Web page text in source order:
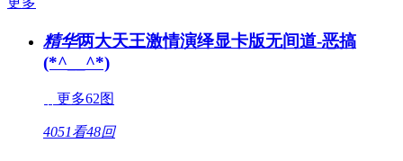
精华两大天王激情演绎显卡版无间道-恶搞
(*^__^*)
更多62图
4051看48回